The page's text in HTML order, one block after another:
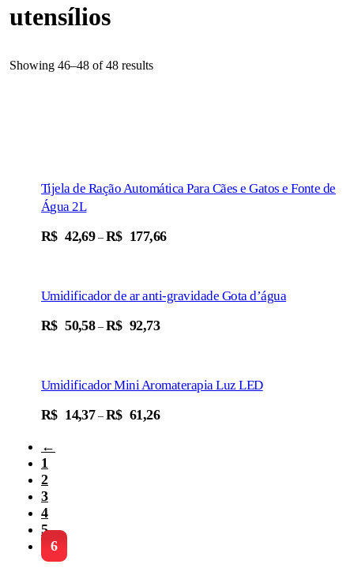
utensílios
Showing 46–48 of 48 results
Tijela de Ração Automática Para Cães e Gatos e Fonte de
Água 2L
R$ 42,69– R$ 177,66
Umidificador de ar anti-gravidade Gota d’água
R$ 50,58– R$ 92,73
Umidificador Mini Aromaterapia Luz LED
R$ 14,37 – R$ 61,26
←
1
2
3
4
5
6